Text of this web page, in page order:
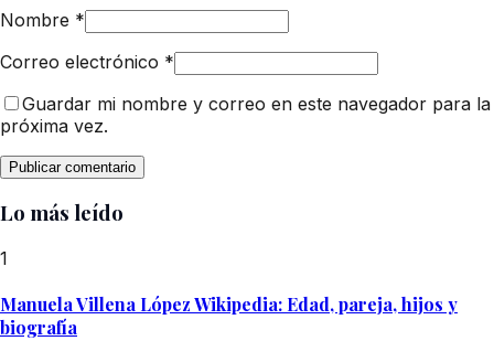
Nombre *
Correo electrónico *
Guardar mi nombre y correo en este navegador para la
próxima vez.
Lo más leído
1
Manuela Villena López Wikipedia: Edad, pareja, hijos y
biografía